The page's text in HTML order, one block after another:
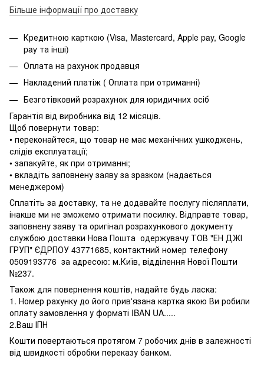
Більше інформації про доставку
Кредитною карткою (Visa, Mastercard, Apple pay, Google
pay та інші)
Оплата на рахунок продавця
Накладений платіж ( Оплата при отриманні)
Безготівковий розрахунок для юридичних осіб
Гарантія від виробника від 12 місяців.
Щоб повернути товар:
• переконайтеся, що товар не має механічних ушкоджень,
слідів експлуатації;
• запакуйте, як при отриманні;
• вкладіть заповнену заяву за зразком (надається
менеджером)
Сплатіть за доставку, та не додавайте послугу післяплати,
інакше ми не зможемо отримати посилку. Відправте товар,
заповнену заяву та оригінал розрахункового документу
службою доставки Нова Пошта одержувачу ТОВ "ЕН ДЖІ
ГРУП" ЄДРПОУ 43771685, контактний номер телефону
0509193776 за адресою: м.Київ, відділення Нової Пошти
№237.
Також для повернення коштів, надайте будь ласка:
1. Номер рахунку до його прив'язана картка якою Ви робили
оплату замовлення у форматі IBAN UA.....
2.Ваш ІПН
Кошти повертаються протягом 7 робочих днів в залежності
від швидкості обробки переказу банком.